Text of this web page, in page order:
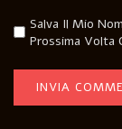
Salva Il Mio
Prossima Volta